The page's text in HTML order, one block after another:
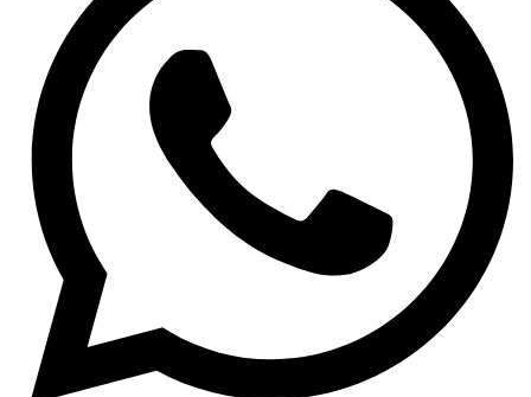
Auto dijelovi Sarajevo
Auto dijelovi Banja Luka
Auto dijelovi Mostar
Auto dijelovi Zenica
Auto dijelovi Tuzla
Auto dijelovi Grude
Služba za korisnike
Centar za pomoć
Centar znanja
Alati za vozače
Korisnički račun
Praćenje narudžbi
Moje narudžbe
Politika privatnosti